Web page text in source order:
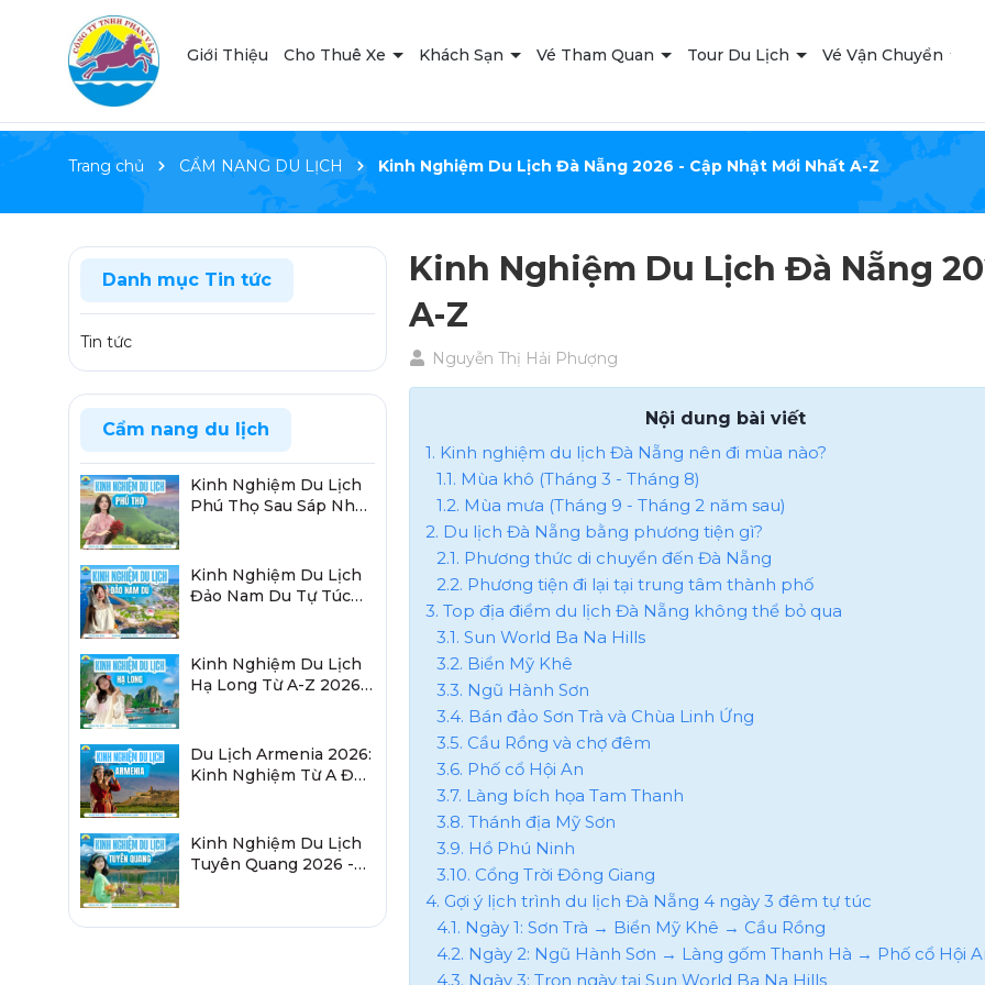
Giới Thiệu Cho Thuê Xe Khách Sạn Vé Tham Quan Tour Du Lịch Vé Vận Chuyển
Trang chủ CẨM NANG DU LỊCH Kinh Nghiệm Du Lịch Đà Nẵng 2026 - Cập Nhật Mới Nhất A-Z
Kinh Nghiệm Du Lịch Đà Nẵng
A-Z
Nguyễn Thị Hải Phượng
Nội dung bài viết
1. Kinh nghiệm du lịch Đà Nẵng nên đi mùa nào?
1.1. Mùa khô (Tháng 3 - Tháng 8)
1.2. Mùa mưa (Tháng 9 - Tháng 2 năm sau)
2. Du lịch Đà Nẵng bằng phương tiện gì?
2.1. Phương thức di chuyển đến Đà Nẵng
2.2. Phương tiện đi lại tại trung tâm thành phố
3. Top địa điểm du lịch Đà Nẵng không thể bỏ qua
3.1. Sun World Ba Na Hills
3.2. Biển Mỹ Khê
3.3. Ngũ Hành Sơn
3.4. Bán đảo Sơn Trà và Chùa Linh Ứng
3.5. Cầu Rồng và chợ đêm
3.6. Phố cổ Hội An
3.7. Làng bích họa Tam Thanh
3.8. Thánh địa Mỹ Sơn
3.9. Hồ Phú Ninh
3.10. Cổng Trời Đông Giang
4. Gợi ý lịch trình du lịch Đà Nẵng 4 ngày 3 đêm tự túc
4.1. Ngày 1: Sơn Trà → Biển Mỹ Khê → Cầu Rồng
4.2. Ngày 2: Ngũ Hành Sơn → Làng gốm Thanh Hà → Phố cổ Hội
4.3. Ngày 3: Trọn ngày tại Sun World Ba Na Hills
Danh mục Tin tức
Tin tức
Cẩm nang du lịch
Kinh Nghiệm Du Lịch
Phú Thọ Sau Sáp Nhập
Kinh Nghiệm Du Lịch
Đảo Nam Du Tự Túc
Kinh Nghiệm Du Lịch
Hạ Long Từ A-Z 2026:
Du Lịch Armenia 2026:
Kinh Nghiệm Từ A Đến
Kinh Nghiệm Du Lịch
Tuyên Quang 2026 -